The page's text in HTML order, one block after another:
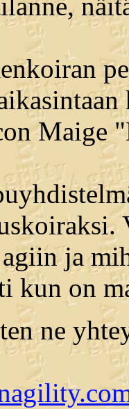
Maige
ja
kun on
ne